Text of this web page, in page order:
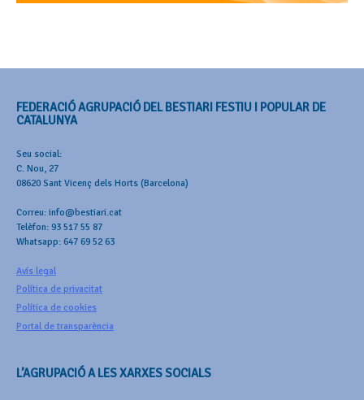
FEDERACIÓ AGRUPACIÓ DEL BESTIARI FESTIU I POPULAR DE
CATALUNYA
Seu social:
C. Nou, 27
08620 Sant Vicenç dels Horts (Barcelona)
Correu: info@bestiari.cat
Telèfon: 93 517 55 87
Whatsapp: 647 69 52 63
Avís legal
Política de privacitat
Política de cookies
Portal de transparència
L’AGRUPACIÓ A LES XARXES SOCIALS